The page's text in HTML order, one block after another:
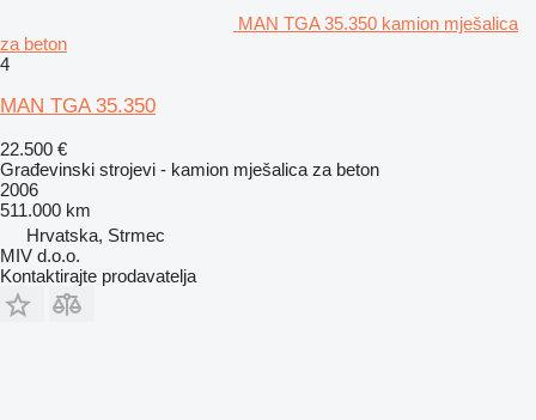
MAN TGA 35.350 kamion mješalica
za beton
4
MAN TGA 35.350
22.500 €
Građevinski strojevi - kamion mješalica za beton
2006
511.000 km
Hrvatska, Strmec
MIV d.o.o.
Kontaktirajte prodavatelja